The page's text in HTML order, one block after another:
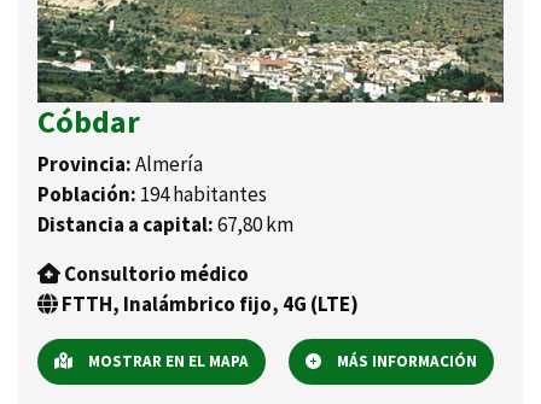
Cóbdar
Provincia:Almería
Población: 194 habitantes
Distancia a capital:67,80 km
Consultorio médico
FTTH, Inalámbrico fijo, 4G (LTE)
MOSTRAR EN EL MAPA MÁS INFORMACIÓN